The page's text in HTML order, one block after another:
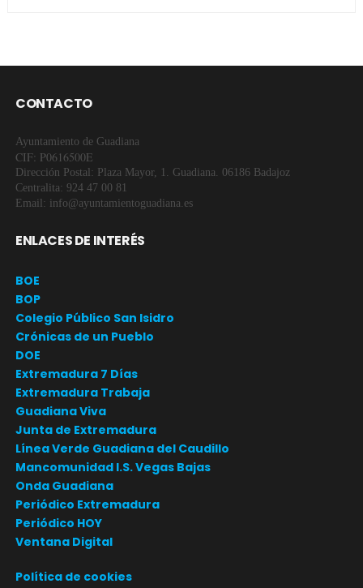
CONTACTO
Ayuntamiento de Guadiana
CIF: P0616500E
Dirección Postal: Plaza Mayor, 1. Guadiana. 06186 Badajoz
Centralita: 924 47 00 81
Email: info@ayuntamientoguadiana.es
ENLACES DE INTERÉS
BOE
BOP
Colegio Público San Isidro
Crónicas de un Pueblo
DOE
Extremadura 7 Días
Extremadura Trabaja
Guadiana Viva
Junta de Extremadura
Línea Verde Guadiana del Caudillo
Mancomunidad I.S. Vegas Bajas
Onda Guadiana
Periódico Extremadura
Periódico HOY
Ventana Digital
Política de cookies